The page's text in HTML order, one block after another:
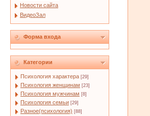
Новости сайта
ВидеоЗал
Форма входа
Категории
Психология характера [29]
Психология женщинам [23]
Психология мужчинам [8]
Психология семьи [29]
Разное(психология) [88]